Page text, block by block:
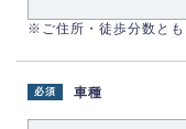
※ご住所・徒歩分数と
車種
必須